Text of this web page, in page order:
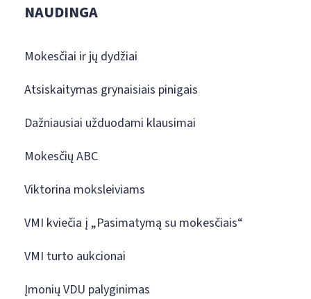
NAUDINGA
Mokesčiai ir jų dydžiai
Atsiskaitymas grynaisiais pinigais
Dažniausiai užduodami klausimai
Mokesčių ABC
Viktorina moksleiviams
VMI kviečia į „Pasimatymą su mokesčiais“
VMI turto aukcionai
Įmonių VDU palyginimas